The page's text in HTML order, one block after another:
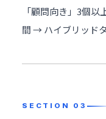
「顧問向き」3個
間 → ハイブリッド